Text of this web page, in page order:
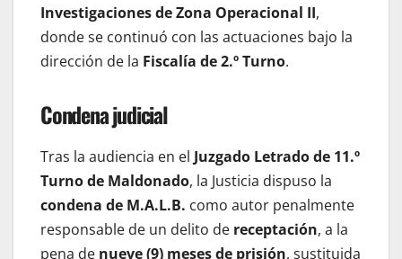
Investigaciones de Zona Operacional II,
donde se continuó con las actuaciones bajo la
dirección de la Fiscalía de 2.º Turno.
Condena judicial
Tras la audiencia en el Juzgado Letrado de 11.º
Turno de Maldonado, la Justicia dispuso la
condena de M.A.L.B. como autor penalmente
responsable de un delito de receptación, a la
pena de nueve (9) meses de prisión, sustituida